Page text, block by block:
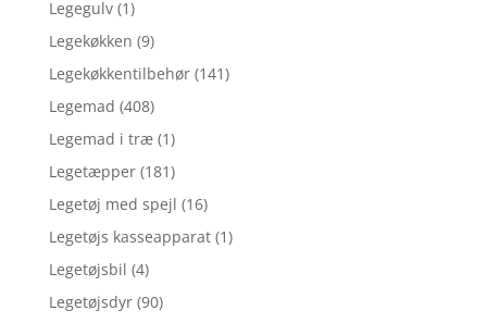
Legegulv (1)
Legekøkken (9)
Legekøkkentilbehør (141)
Legemad (408)
Legemad i træ (1)
Legetæpper (181)
Legetøj med spejl (16)
Legetøjs kasseapparat (1)
Legetøjsbil (4)
Legetøjsdyr (90)